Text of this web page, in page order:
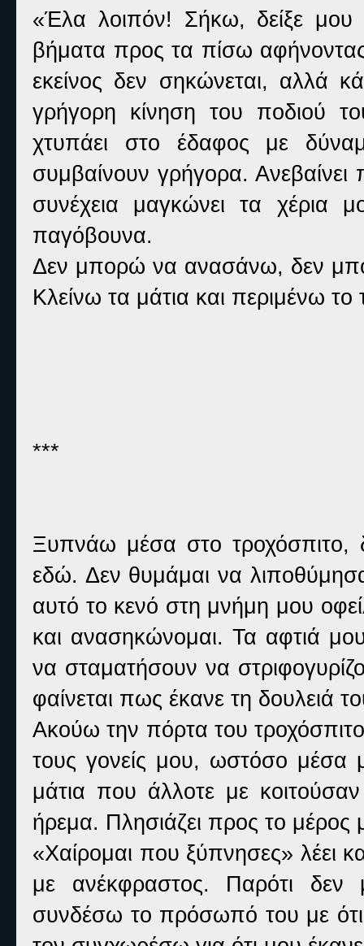
«Έλα λοιπόν! Σήκω, δείξε μου
βήματα προς τα πίσω
εκείνος δεν σηκώνεται, αλλά
γρήγορη κίνηση του ποδιού
χτυπάει στο έδαφος με
συμβαίνουν γρήγορα.
συνέχεια μαγκώνει τα χέρια
παγόβουνα.
Δεν μπορώ να ανασάνω, δεν
Κλείνω τα μάτια και περιμένω το
***
Ξυπνάω μέσα στο τροχόσπιτο,
εδώ. Δεν θυμάμαι να
αυτό το κενό στη μνήμη μου
και ανασηκώνομαι. Τα αφτιά
να σταματήσουν να
φαίνεται πως έκανε τη δουλειά
Ακούω την πόρτα του
τους γονείς μου, ωστόσο μέσα
μάτια που άλλοτε με
ήρεμα. Πλησιάζει προς το μέρος
«Χαίρομαι που ξύπνησες» λέει
με ανέκφραστος. Παρότι
συνδέσω το πρόσωπό του με